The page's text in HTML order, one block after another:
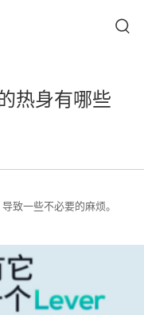
热身有哪些
致一些不必要的麻烦。